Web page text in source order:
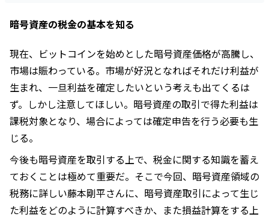
暗号資産の税金の基本を知る
現在、ビットコインを始めとした暗号資産価格が高騰し、
市場は賑わっている。市場が好況となればそれだけ利益が
生まれ、一旦利益を確定したいという考えも出てくるは
ず。しかし注意してほしい。暗号資産の取引で得た利益は
課税対象となり、場合によっては確定申告を行う必要も生
じる。
今後も暗号資産を取引する上で、税金に関する知識を蓄え
ておくことは極めて重要だ。そこで今回、暗号資産領域の
税務に詳しい藤本剛平さんに、暗号資産取引によって生じ
た利益をどのように計算すべきか、また損益計算をする上